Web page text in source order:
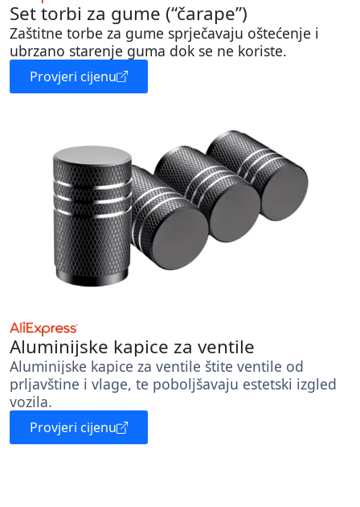
Set torbi za gume (“čarape”)
Zaštitne torbe za gume sprječavaju oštećenje i
ubrzano starenje guma dok se ne koriste.
Provjeri cijenu
Aluminijske kapice za ventile
Aluminijske kapice za ventile štite ventile od
prljavštine i vlage, te poboljšavaju estetski izgled
vozila.
Provjeri cijenu